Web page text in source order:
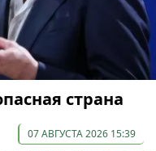
страна
07 АВГУСТА 2026 15:39